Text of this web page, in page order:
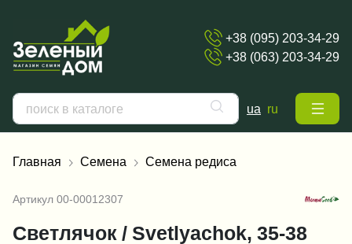
+38 (095) 203-34-29
+38 (063) 203-34-29
ua ru
Главная Семена Семена редиса
Артикул 00-00012307
Светлячок / Svetlyachok, 35-38